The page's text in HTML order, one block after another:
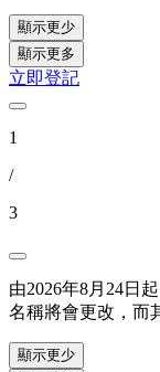
顯示更少
顯示更多
立即登記
1
/
3
由2026年8月24日
名稱將會更改，而
顯示更少